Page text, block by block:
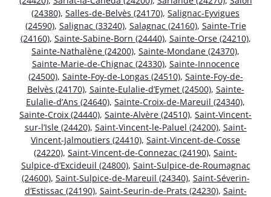
(24380), Salles-de-Belvès (24170), Salignac-Eyvigues
(24590), Salignac (33240), Salagnac (24160), Sainte-Trie
(24160), Sainte-Sabine-Born (24440), Sainte-Orse (24210),
Sainte-Nathalène (24200), Sainte-Mondane (24370),
Sainte-Marie-de-Chignac (24330), Sainte-Innocence
(24500), Sainte-Foy-de-Longas (24510), Sainte-Foy-de-
Belvès (24170), Sainte-Eulalie-d’Eymet (24500), Sainte-
Eulalie-d’Ans (24640), Sainte-Croix-de-Mareuil (24340),
Sainte-Croix (24440), Sainte-Alvère (24510), Saint-Vincent-
sur-l’Isle (24420), Saint-Vincent-le-Paluel (24200), Saint-
Vincent-Jalmoutiers (24410), Saint-Vincent-de-Cosse
(24220), Saint-Vincent-de-Connezac (24190), Saint-
Sulpice-d’Excideuil (24800), Saint-Sulpice-de-Roumagnac
(24600), Saint-Sulpice-de-Mareuil (24340), Saint-Séverin-
d’Estissac (24190), Saint-Seurin-de-Prats (24230), Saint-